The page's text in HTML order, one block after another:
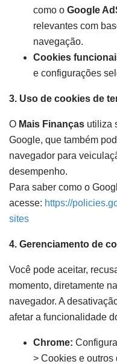
como o Google
relevantes com
navegação.
Cookies
e configurações
3. Uso de cookies de
O Mais Finanças utiliza
Google, que também
navegador para
desempenho.
Para saber como o
acesse: https://
sites
4. Gerenciamento de
Você pode aceitar,
momento, diretamente
navegador. A
afetar a funcionalidade
Chrome:
> Cookies e outros